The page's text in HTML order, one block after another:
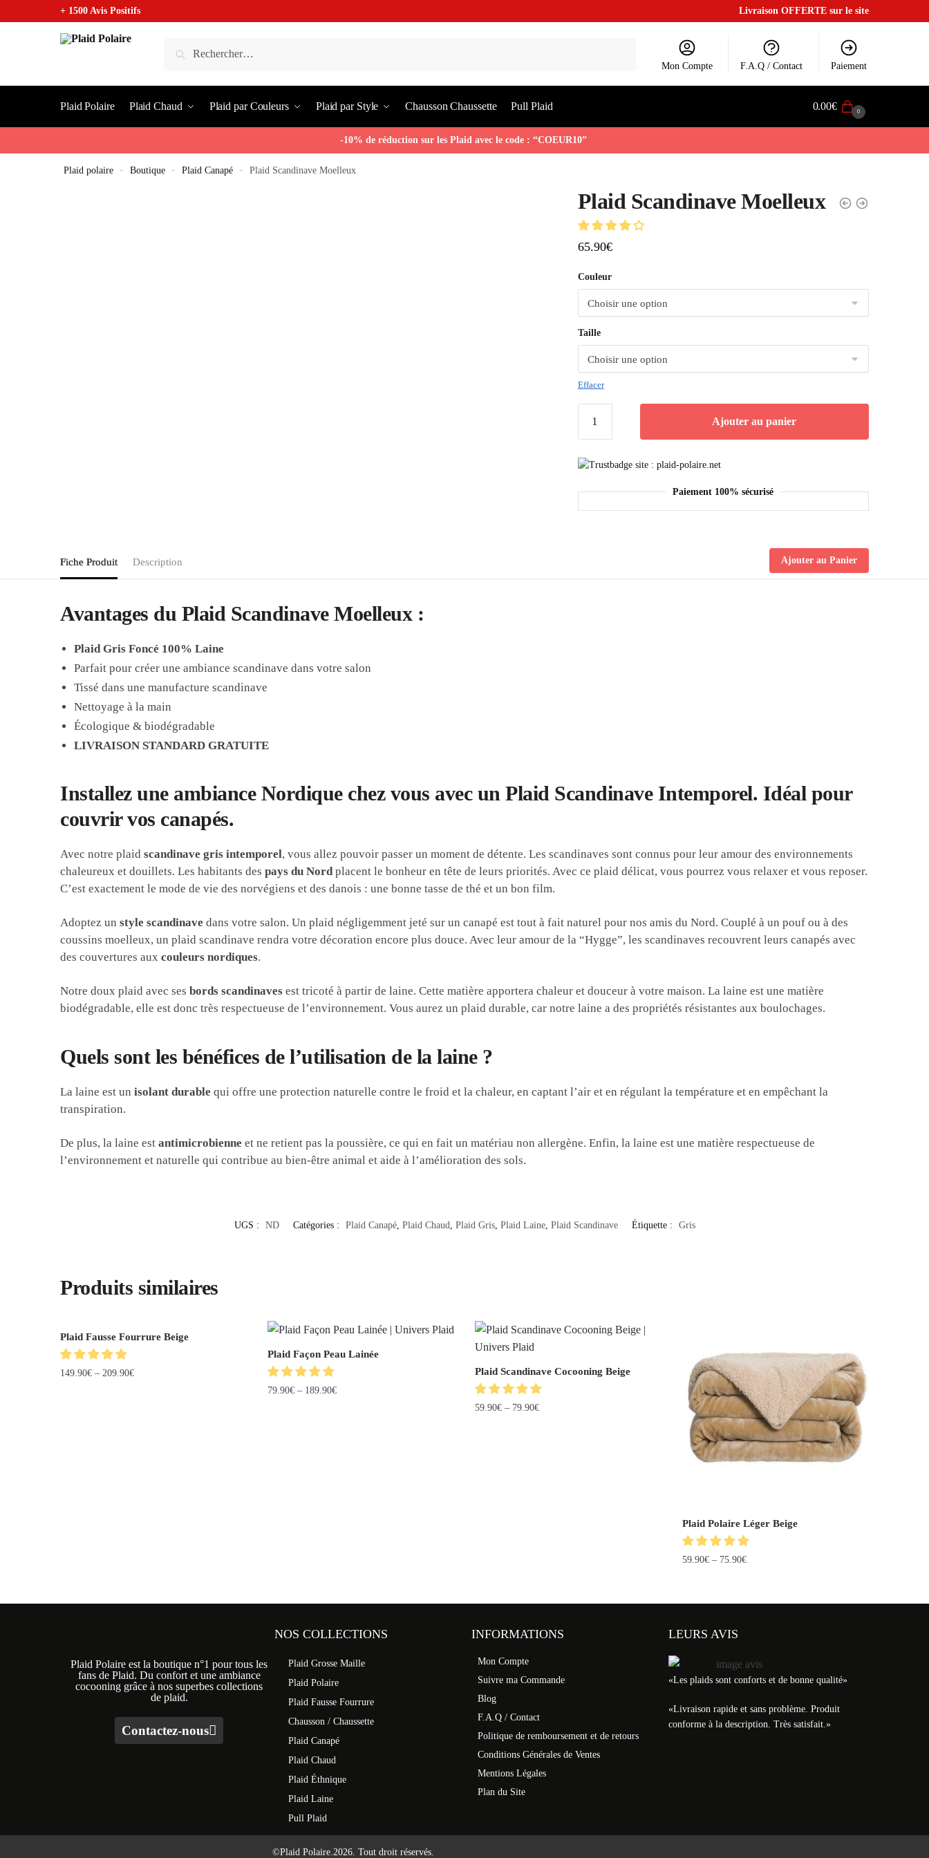
+ 1500 Avis Positifs Livraison OFFERTE sur le site
Mon Compte F.A.Q / Contact Paiement
Plaid Polaire Plaid Chaud Plaid par Couleurs Plaid par Style Chausson Chaussette Pull Plaid 0.00€ 0
-10% de réduction sur les Plaid avec le code : “COEUR10”
Plaid polaire » Boutique » Plaid Canapé » Plaid Scandinave Moelleux
Plaid Scandinave Moelleux
65.90€
Couleur
Taille
Effacer
Ajouter au panier
Paiement 100% sécurisé
Fiche Produit Description Ajouter au Panier
Avantages du Plaid Scandinave Moelleux :
Plaid Gris Foncé 100% Laine
Parfait pour créer une ambiance scandinave dans votre salon
Tissé dans une manufacture scandinave
Nettoyage à la main
Écologique & biodégradable
LIVRAISON STANDARD GRATUITE
Installez une ambiance Nordique chez vous avec un Plaid Scandinave Intemporel. Idéal pour
couvrir vos canapés.
Avec notre plaid scandinave gris intemporel, vous allez pouvoir passer un moment de détente. Les scandinaves sont connus pour leur amour des environnements
chaleureux et douillets. Les habitants despays du Nordplacent le bonheur en tête de leurs priorités. Avec ce plaid délicat, vous pourrez vous relaxer et vous reposer.
C’est exactement le mode de vie des norvégiens et des danois : une bonne tasse de thé et un bon film.
Adoptez unstyle scandinave dans votre salon. Un plaid négligemment jeté sur un canapé est tout à fait naturel pour nos amis du Nord. Couplé à un pouf ou à des
coussins moelleux, un plaid scandinave rendra votre décoration encore plus douce. Avec leur amour de la “Hygge”, les scandinaves recouvrent leurs canapés avec
des couvertures auxcouleurs nordiques.
Notre doux plaid avec sesbords scandinaves est tricoté à partir de laine. Cette matière apportera chaleur et douceur à votre maison. La laine est une matière
biodégradable, elle est donc très respectueuse de l’environnement. Vous aurez un plaid durable, car notre laine a des propriétés résistantes aux boulochages.
Quels sont les bénéfices de l’utilisation de la laine ?
La laine est unisolant durable qui offre une protection naturelle contre le froid et la chaleur, en captant l’air et en régulant la température et en empêchant la
transpiration.
De plus, la laine estantimicrobienne et ne retient pas la poussière, ce qui en fait un matériau non allergène. Enfin, la laine est une matière respectueuse de
l’environnement et naturelle qui contribue au bien-être animal et aide à l’amélioration des sols.
UGS : ND Catégories : Plaid Canapé, Plaid Chaud, Plaid Gris, Plaid Laine, Plaid Scandinave Étiquette : Gris
Produits similaires
Plaid Fausse Fourrure Beige
149.90€ –209.90€
Plaid Façon Peau Lainée
79.90€ – 189.90€
Plaid Scandinave Cocooning Beige
59.90€– 79.90€
Plaid Polaire Léger Beige
59.90€– 75.90€
Plaid Polaire est la boutique n°1 pour tous les
fans de Plaid. Du confort et une ambiance
cocooning grâce à nos superbes collections
de plaid.
Contactez-nous
NOS COLLECTIONS
Plaid Grosse Maille
Plaid Polaire
Plaid Fausse Fourrure
Chausson / Chaussette
Plaid Canapé
Plaid Chaud
Plaid Éthnique
Plaid Laine
Pull Plaid
INFORMATIONS
Mon Compte
Suivre ma Commande
Blog
F.A.Q / Contact
Politique de remboursement et de retours
Conditions Générales de Ventes
Mentions Légales
Plan du Site
LEURS AVIS
«Les plaids sont conforts et de bonne qualité»
«Livraison rapide et sans problème. Produit
conforme à la description. Très satisfait. »
©Plaid Polaire.2026. Tout droit réservés.